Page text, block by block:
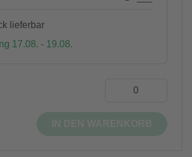
lieferbar
17.08. - 19.08.